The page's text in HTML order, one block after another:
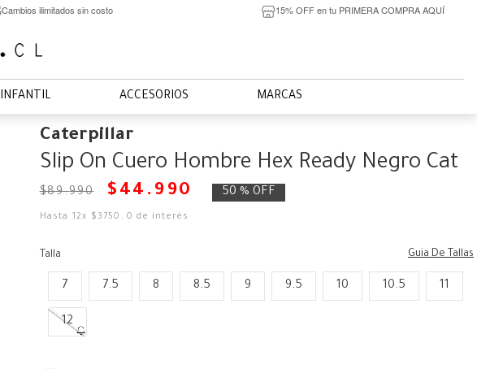
Cambios ilimitados sin costo 15% OFF en tu PRIMERA COMPRA AQUÍ
INFANTIL ACCESORIOS MARCAS
Caterpillar
Slip On Cuero Hombre Hex Ready Negro Cat
$89.990 $ 44 . 990 50 % OFF
Hasta 12x $ 3750 ,0 de interés
Talla Guia De Tallas
7 7.5 8 8.5 9 9.5 10 10.5 11
12